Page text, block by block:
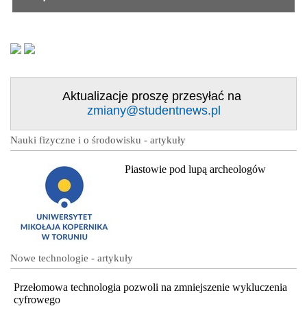
Aktualizacje proszę przesyłać na
zmiany@studentnews.pl
Nauki fizyczne i o środowisku - artykuły
Piastowie pod lupą archeologów
Nowe technologie - artykuły
Przełomowa technologia pozwoli na zmniejszenie wykluczenia
cyfrowego